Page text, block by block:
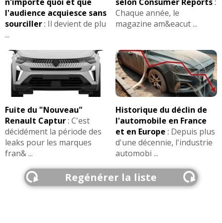
l'audience acquiesce sans
sourciller: Il devient de plu
...
Chaque année, le
magazine am&eacut ...
Fuite du "Nouveau"
Renault Captur: C'est
décidément la période des
leaks pour les marques
fran& ...
Historique du déclin de
l'automobile en France
et en Europe : Depuis plus
d'une décennie, l'industrie
automobi ...
Regénérer la liste